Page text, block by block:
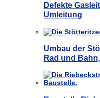
Defekte
Umleitung
Umbau der
Rad und